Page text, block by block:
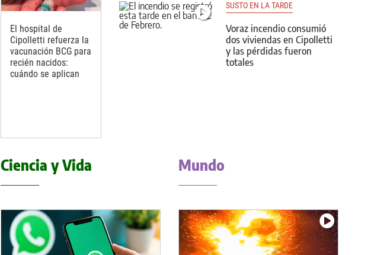
El hospital de
Cipolletti refuerza la
vacunación BCG para
recién nacidos:
cuándo se aplican
SUSTO EN LA TARDE
Voraz incendio consumió
dos viviendas en Cipolletti
y las pérdidas fueron
totales
Ciencia y Vida Mundo